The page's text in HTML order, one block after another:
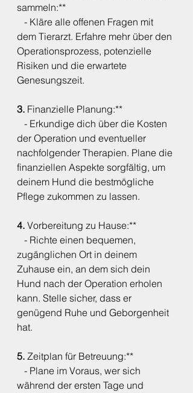
sammeln:**
- Kläre alle offenen Fragen mit
dem Tierarzt. Erfahre mehr über den
Operationsprozess, potenzielle
Risiken und die erwartete
Genesungszeit.
3. Finanzielle Planung:**
- Erkundige dich über die Kosten
der Operation und eventueller
nachfolgender Therapien. Plane die
finanziellen Aspekte sorgfältig, um
deinem Hund die bestmögliche
Pflege zukommen zu lassen.
4. Vorbereitung zu Hause:**
- Richte einen bequemen,
zugänglichen Ort in deinem
Zuhause ein, an dem sich dein
Hund nach der Operation erholen
kann. Stelle sicher, dass er
genügend Ruhe und Geborgenheit
hat.
5. Zeitplan für Betreuung:**
- Plane im Voraus, wer sich
während der ersten Tage und